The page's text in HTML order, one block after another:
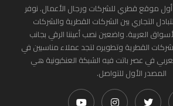
موقع قطري للشركات ورجال الأعمال. نوفر
التجاري بين الشركات القطرية والشركات
العربية. واضعين نصب أعيننا الرقي بجانب
القطرية وتطويره لتجد عملاء مناسبين في
في عصر باتت فيه الشبكة العنكبونية هي
المصدر الأول للتواصل.